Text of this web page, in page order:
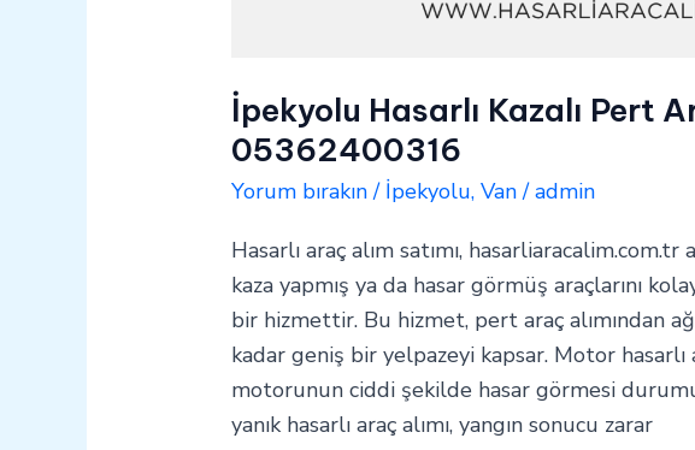
İpekyolu Hasarlı Kazalı Pert
05362400316
Yorum bırakın / İpekyolu,Van/admin
Hasarlı araç alım satımı, hasarliaracalim.com.tr
kaza yapmış ya da hasar görmüş araçlarını
bir hizmettir. Bu hizmet, pert araç alımından
kadar geniş bir yelpazeyi kapsar. Motor hasarlı
motorunun ciddi şekilde hasar görmesi
yanık hasarlı araç alımı, yangın sonucu zarar